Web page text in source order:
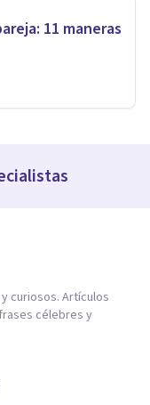
11 maneras
curiosos. Artículos
célebres y